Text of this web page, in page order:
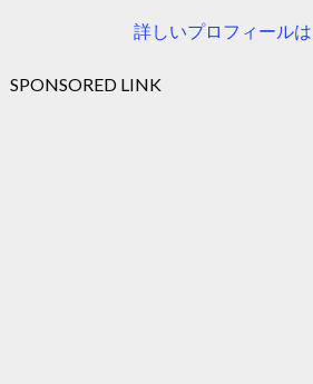
詳しいプロフィール
SPONSORED LINK